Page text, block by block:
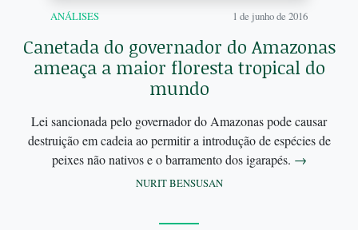
ANÁLISES 1 de junho de 2016
Canetada do governador do Amazonas
ameaça a maior floresta tropical do
mundo
Lei sancionada pelo governador do Amazonas pode causar
destruição em cadeia ao permitir a introdução de espécies de
peixes não nativos e o barramento dos igarapés. →
NURIT BENSUSAN